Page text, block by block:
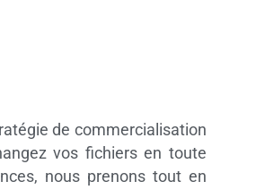
de commercialisation
vos fichiers en toute
nous prenons tout en